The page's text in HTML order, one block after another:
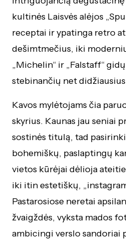
kultinės Laisvės alėjos
receptai ir ypatinga retro
dešimtmečius, iki
„Michelin“ ir „Falstaff“
stebinančių net
Kavos mylėtojams čia
skyrius. Kaunas jau seniai
sostinės titulą, tad
bohemiškų, paslaptingų
vietos kūrėjai dėlioja
iki itin estetiškų,
Pastarosiose neretai
žvaigždės, vyksta mados
ambicingi verslo sandoriai